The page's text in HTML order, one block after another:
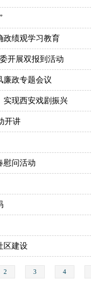
政绩观学习教育
开展双报到活动
廉政专题会议
现西安戏剧振兴
开讲
慰问活动
区建设
2 3 4